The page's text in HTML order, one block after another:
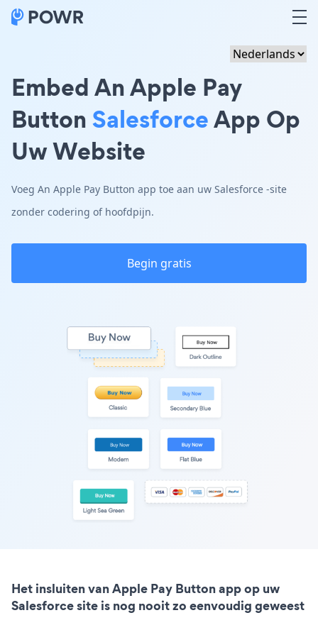
Embed An Apple Pay
ButtonSalesforceApp Op
Uw Website
Voeg An Apple Pay Button app toe aan uw Salesforce -site
zonder codering of hoofdpijn.
Begin gratis
Het insluiten van Apple Pay Button app op uw
Salesforce site is nog nooit zo eenvoudig geweest